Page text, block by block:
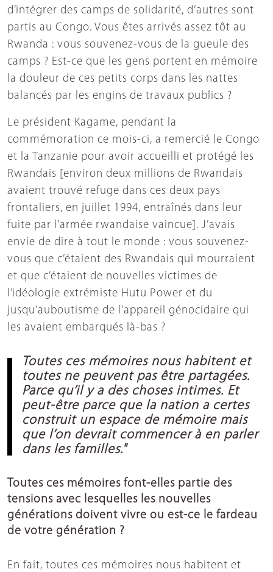
d’intégrer des camps de solidarité, d’autres sont
partis au Congo. Vous êtes arrivés assez tôt au
Rwanda : vous souvenez-vous de la gueule des
camps ? Est-ce que les gens portent en mémoire
la douleur de ces petits corps dans les nattes
balancés par les engins de travaux publics ?
Le président Kagame, pendant la
commémoration ce mois-ci, a remercié le Congo
et la Tanzanie pour avoir accueilli et protégé les
Rwandais [environ deux millions de Rwandais
avaient trouvé refuge dans ces deux pays
frontaliers, en juillet 1994, entraînés dans leur
fuite par l’armée rwandaise vaincue]. J’avais
envie de dire à tout le monde : vous souvenez-
vous que c’étaient des Rwandais qui mourraient
et que c’étaient de nouvelles victimes de
l’idéologie extrémiste Hutu Power et du
jusqu’auboutisme de l’appareil génocidaire qui
les avaient embarqués là-bas ?
Toutes ces mémoires nous habitent et
toutes ne peuvent pas être partagées.
Parce qu’il y a des choses intimes. Et
peut-être parce que la nation a certes
construit un espace de mémoire mais
que l’on devrait commencer à en parler
dans les familles."
Toutes ces mémoires font-elles partie des
tensions avec lesquelles les nouvelles
générations doivent vivre ou est-ce le fardeau
de votre génération ?
En fait, toutes ces mémoires nous habitent et